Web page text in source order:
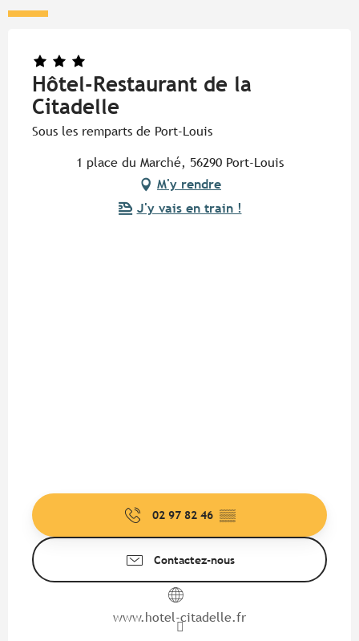
Hôtel-Restaurant de la
Citadelle
Sous les remparts de Port-Louis
1 place du Marché, 56290 Port-Louis
M'y rendre
J'y vais en train !
02 97 82 46 ▒▒
Contactez-nous
www.hotel-citadelle.fr